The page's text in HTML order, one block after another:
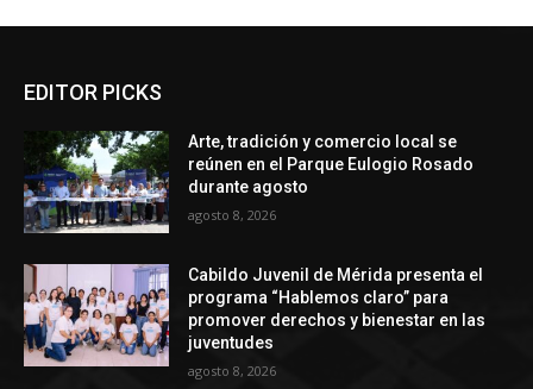
EDITOR PICKS
Arte, tradición y comercio local se
reúnen en el Parque Eulogio Rosado
durante agosto
agosto 8, 2026
Cabildo Juvenil de Mérida presenta el
programa “Hablemos claro” para
promover derechos y bienestar en las
juventudes
agosto 8, 2026